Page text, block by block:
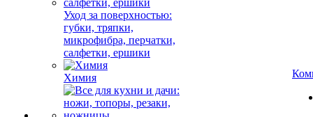
Уход за поверхностью:
губки, тряпки,
микрофибра, перчатки,
салфетки, ершики
Химия